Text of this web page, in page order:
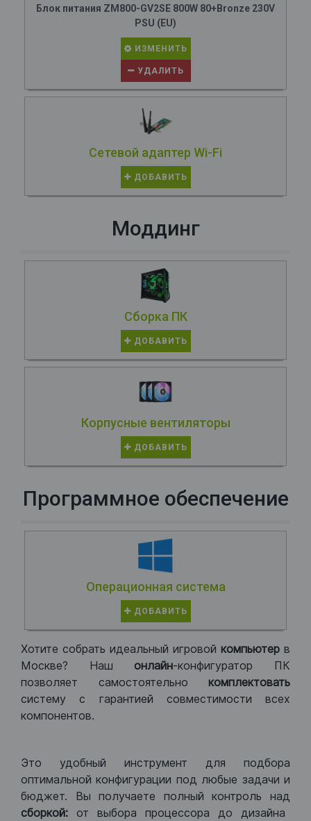
Блок питания ZM800-GV2SE 800W 80+Bronze 230V
PSU (EU)
ИЗМЕНИТЬ
УДАЛИТЬ
Сетевой адаптер Wi-Fi
ДОБАВИТЬ
Моддинг
Сборка ПК
ДОБАВИТЬ
Корпусные вентиляторы
ДОБАВИТЬ
Программное обеспечение
Операционная система
ДОБАВИТЬ
Хотите собрать идеальный игровой компьютер в
Москве? Нашонлайн-конфигуратор ПК
позволяет самостоятельно комплектовать
систему с гарантией совместимости всех
компонентов.
Это удобный инструмент для подбора
оптимальной конфигурации под любые задачи и
бюджет. Вы получаете полный контроль над
сборкой: от выбора процессора до дизайна